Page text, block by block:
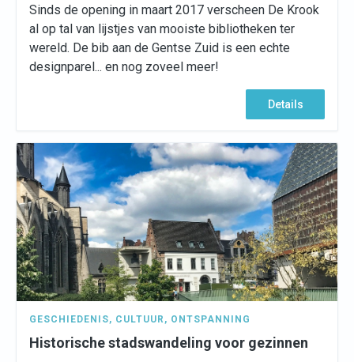
Sinds de opening in maart 2017 verscheen De Krook
al op tal van lijstjes van mooiste bibliotheken ter
wereld. De bib aan de Gentse Zuid is een echte
designparel... en nog zoveel meer!
Details
GESCHIEDENIS, CULTUUR , ONTSPANNING
Historische stadswandeling voor gezinnen